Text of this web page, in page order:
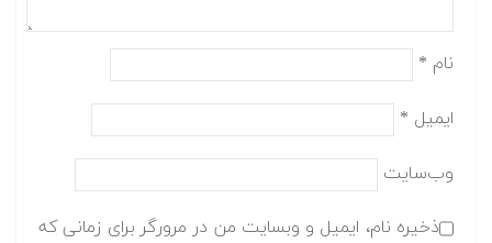
نام *
ایمیل *
وب‌سایت
ذخیره نام، ایمیل و وبسایت من در مرورگر برای زمانی که